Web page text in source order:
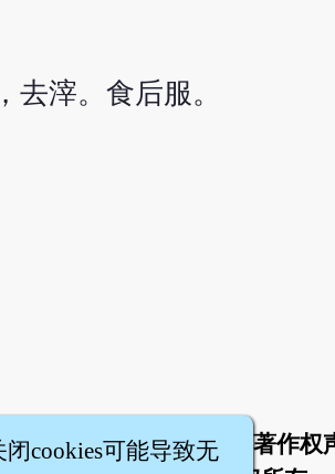
去滓。食后服。
务条款 隐私权条款
著作权
cookies可能导致无